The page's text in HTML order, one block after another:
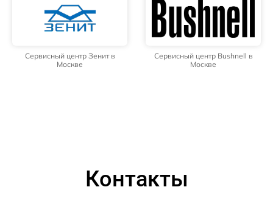
Сервисный центр Зенит в
Москве
Сервисный центр Bushnell в
Москве
Контакты